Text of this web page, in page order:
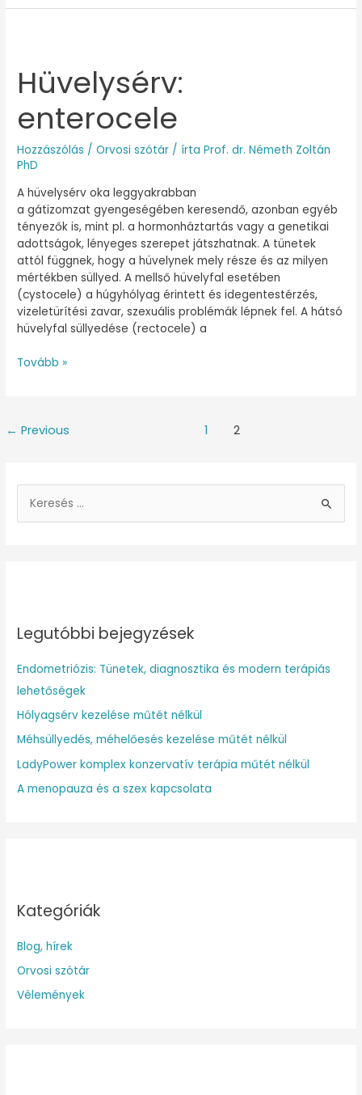
Hüvelysérv:
enterocele
Hozzászólás /Orvosi szótár / írta Prof. dr. Németh Zoltán
PhD
A hüvelysérv oka leggyakrabban
a gátizomzat gyengeségében keresendő, azonban egyéb
tényezők is, mint pl. a hormonháztartás vagy a genetikai
adottságok, lényeges szerepet játszhatnak. A tünetek
attól függnek, hogy a hüvelynek mely része és az milyen
mértékben süllyed. A mellső hüvelyfal esetében
(cystocele) a húgyhólyag érintett és idegentestérzés,
vizeletürítési zavar, szexuális problémák lépnek fel. A hátsó
hüvelyfal süllyedése (rectocele) a
Hüvelysérv:
enterocele
Tovább »
← Previous 1 2
f
Legutóbbi bejegyzések
Endometriózis: Tünetek, diagnosztika és modern terápiás
lehetőségek
Hólyagsérv kezelése műtét nélkül
Méhsüllyedés, méhelőesés kezelése műtét nélkül
LadyPower komplex konzervatív terápia műtét nélkül
A menopauza és a szex kapcsolata
Kategóriák
Blog, hírek
Orvosi szótár
Vélemények